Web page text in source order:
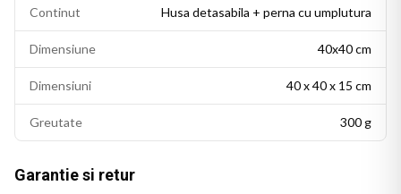
Continut Husa detasabila + perna cu umplutura
Dimensiune 40x40 cm
Dimensiuni 40 x 40 x 15 cm
Greutate 300 g
Garantie si retur